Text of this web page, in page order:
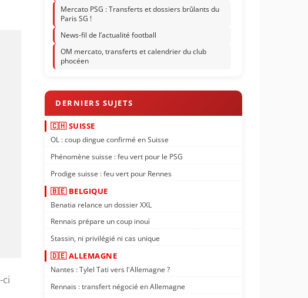
Mercato PSG : Transferts et dossiers brûlants du
Paris SG !
News-fil de l’actualité football
OM mercato, transferts et calendrier du club
phocéen
🇨🇭 SUISSE
OL : coup dingue confirmé en Suisse
Phénomène suisse : feu vert pour le PSG
Prodige suisse : feu vert pour Rennes
🇧🇪 BELGIQUE
Benatia relance un dossier XXL
Rennais prépare un coup inouï
Stassin, ni privilégié ni cas unique
🇩🇪 ALLEMAGNE
Nantes : Tylel Tati vers l'Allemagne ?
Rennais : transfert négocié en Allemagne